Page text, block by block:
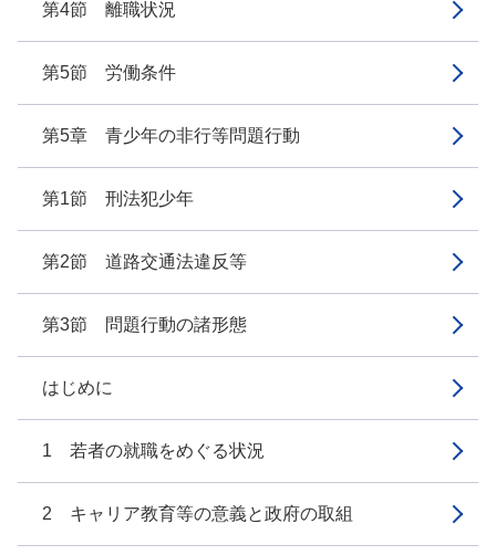
第4節 離職状況
第5節 労働条件
第5章 青少年の非行等問題行動
第1節 刑法犯少年
第2節 道路交通法違反等
第3節 問題行動の諸形態
はじめに
1 若者の就職をめぐる状況
2 キャリア教育等の意義と政府の取組